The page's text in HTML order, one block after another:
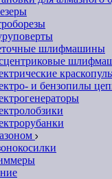
шлифмашины
и бензопилы